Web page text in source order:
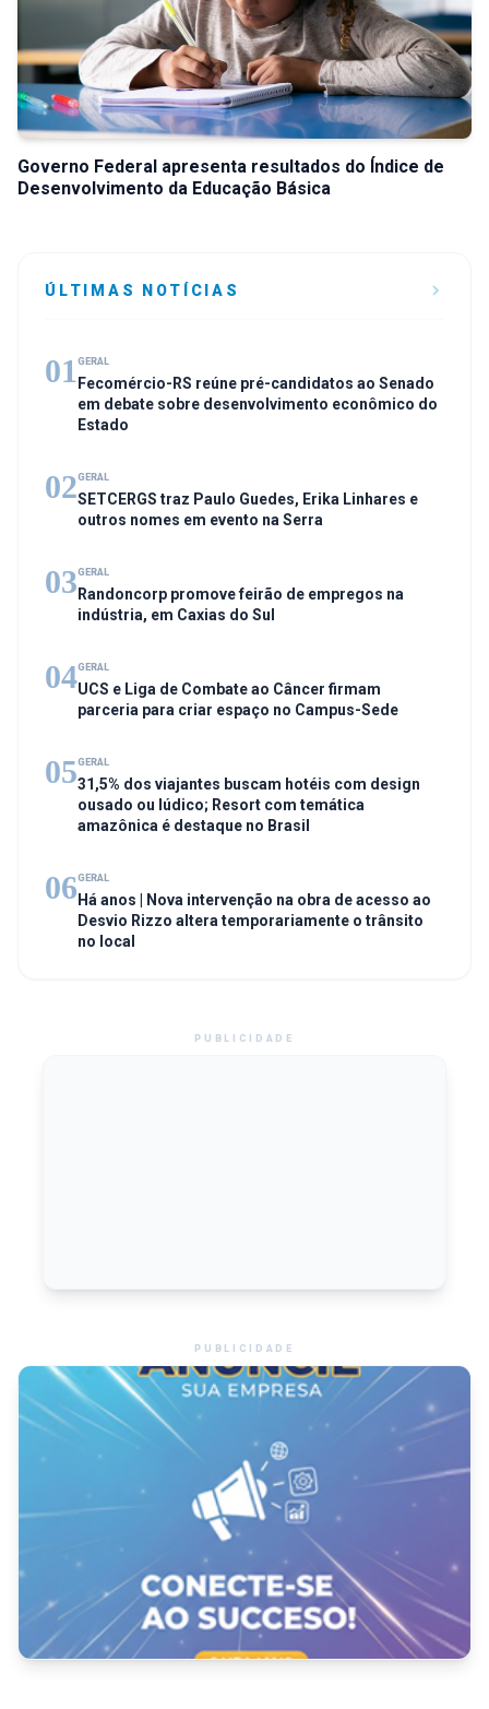
Governo Federal apresenta resultados do Índice de
Desenvolvimento da Educação Básica
ÚLTIMAS NOTÍCIAS
01 GERAL
Fecomércio-RS reúne pré-candidatos ao Senado
em debate sobre desenvolvimento econômico do
Estado
02GERAL
SETCERGS traz Paulo Guedes, Erika Linhares e
outros nomes em evento na Serra
03GERAL
Randoncorp promove feirão de empregos na
indústria, em Caxias do Sul
04GERAL
UCS e Liga de Combate ao Câncer firmam
parceria para criar espaço no Campus-Sede
05GERAL
31,5% dos viajantes buscam hotéis com design
ousado ou lúdico; Resort com temática
amazônica é destaque no Brasil
06GERAL
Há anos | Nova intervenção na obra de acesso ao
Desvio Rizzo altera temporariamente o trânsito
no local
PUBLICIDADE
PUBLICIDADE